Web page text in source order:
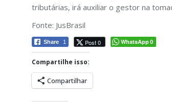
tributárias, irá auxiliar o gestor na
Fonte: JusBrasil
Share 1 Post 0 WhatsApp0
Compartilhe isso:
Compartilhar